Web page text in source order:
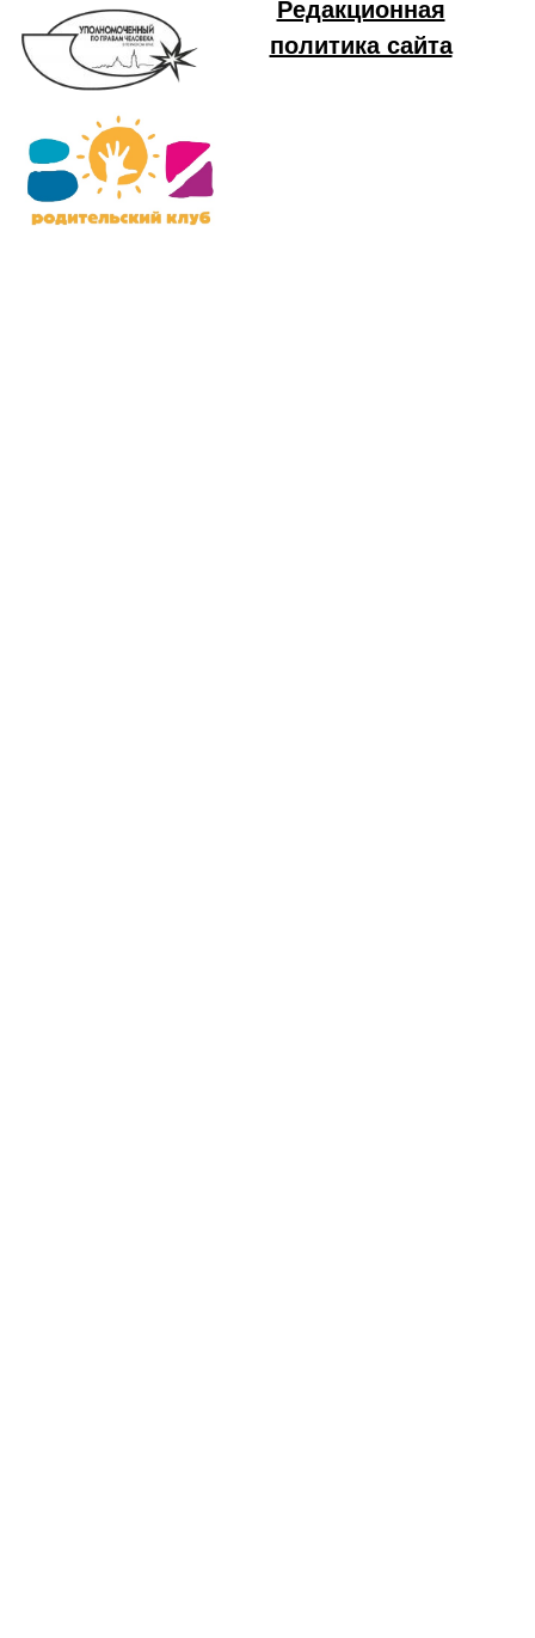
Редакционная
политика сайта